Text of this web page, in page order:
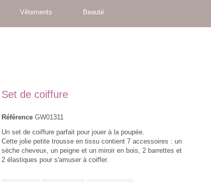
Vêtements Beauté
Set de coiffure
Référence GW01311
Un set de coiffure parfait pour jouer à la poupée.
Cette jolie petite trousse en tissu contient 7 accessoires : un
sèche cheveux, un peigne et un miroir en bois, 2 barrettes et
2 élastiques pour s'amuser à coiffer.